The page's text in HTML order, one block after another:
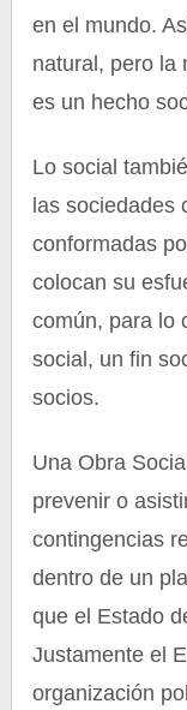
en el mundo.
natural, pero la
es un hecho
Lo social
las sociedades
conformadas
colocan su
común, para lo
social, un fin
socios.
Una Obra
prevenir o
contingencias
dentro de un
que el Estado
Justamente el
organización